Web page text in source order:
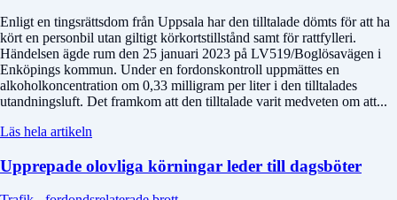
Enligt en tingsrättsdom från Uppsala har den tilltalade dömts för att ha
kört en personbil utan giltigt körkortstillstånd samt för rattfylleri.
Händelsen ägde rum den 25 januari 2023 på LV519/Boglösavägen i
Enköpings kommun. Under en fordonskontroll uppmättes en
alkoholkoncentration om 0,33 milligram per liter i den tilltalades
utandningsluft. Det framkom att den tilltalade varit medveten om att...
Läs hela artikeln
Upprepade olovliga körningar leder till dagsböter